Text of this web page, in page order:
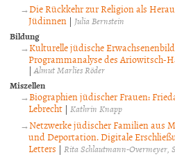
Die Rückkehr zur Religion als
Jüdinnen | Julia Bernstein
Bildung
Kulturelle jüdische
Programmanalyse des Ariowitsch-
|Almut Marlies Röder
Miszellen
Biographien jüdischer Frauen:
Lebrecht | Kathrin Knapp
Netzwerke jüdischer Familien aus
und Deportation. Digitale
Letters | Rita Schlautmann-Overmeyer